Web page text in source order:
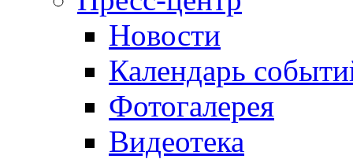
Новости
Календарь
Фотогалерея
Видеотека